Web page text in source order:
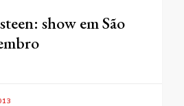
show em São